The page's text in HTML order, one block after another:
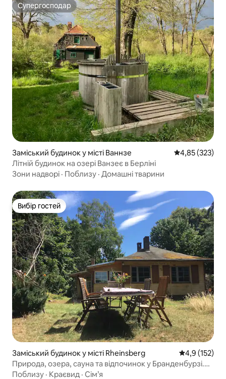
Супергосподар
Супергосподар
Заміський будинок у місті Ваннзе Середня
4,85 (323)
Літній будинок на озері Ванзеє в Берліні
Зони надворі · Поблизу · Домашні тварини
Вибір гостей
Вибір гостей
Заміський будинок у місті Rheinsberg Середня
4,9 (152)
Природа, озера, сауна та відпочинок у Бранденбурзі.
Країна озер
Поблизу · Краєвид · Сім’я